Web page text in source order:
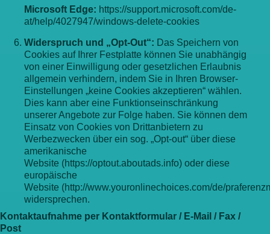
Microsoft Edge: https://support.microsoft.com/de-
at/help/4027947/windows-delete-cookies
Widerspruch und „Opt-Out“: Das Speichern von
Cookies auf Ihrer Festplatte können Sie unabhängig
von einer Einwilligung oder gesetzlichen Erlaubnis
allgemein verhindern, indem Sie in Ihren Browser-
Einstellungen „keine Cookies akzeptieren“ wählen.
Dies kann aber eine Funktionseinschränkung
unserer Angebote zur Folge haben. Sie können dem
Einsatz von Cookies von Drittanbietern zu
Werbezwecken über ein sog. „Opt-out“ über diese
amerikanische
Website (https://optout.aboutads.info) oder diese
europäische
Website (http://www.youronlinechoices.com/de/
widersprechen.
Kontaktaufnahme per Kontaktformular / E-Mail / Fax /
Post